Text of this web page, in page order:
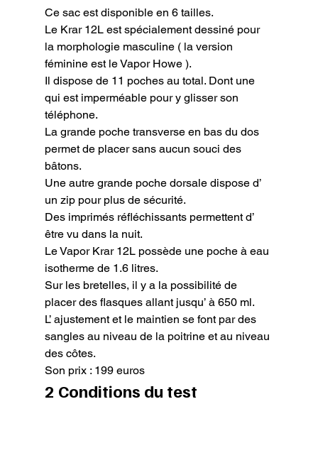
Ce sac est disponible en 6 tailles.
Le Krar 12L est spécialement dessiné pour
la morphologie masculine ( la version
féminine est le Vapor Howe ).
Il dispose de 11 poches au total. Dont une
qui est imperméable pour y glisser son
téléphone.
La grande poche transverse en bas du dos
permet de placer sans aucun souci des
bâtons.
Une autre grande poche dorsale dispose d’
un zip pour plus de sécurité.
Des imprimés réfléchissants permettent d’
être vu dans la nuit.
Le Vapor Krar 12L possède une poche à eau
isotherme de 1.6 litres.
Sur les bretelles, il y a la possibilité de
placer des flasques allant jusqu’ à 650 ml.
L’ ajustement et le maintien se font par des
sangles au niveau de la poitrine et au niveau
des côtes.
Son prix : 199 euros
2 Conditions du test